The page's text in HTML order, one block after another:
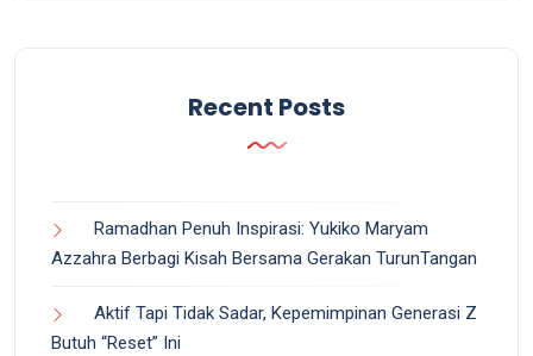
Recent Posts
Ramadhan Penuh Inspirasi: Yukiko Maryam
Azzahra Berbagi Kisah Bersama Gerakan TurunTangan
Aktif Tapi Tidak Sadar, Kepemimpinan Generasi Z
Butuh “Reset” Ini